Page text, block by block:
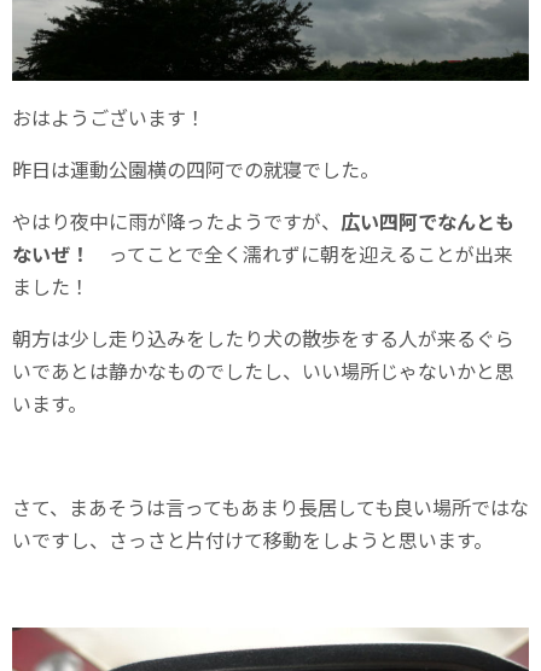
おはようございます！
昨日は運動公園横の四阿での就寝でした。
やはり夜中に雨が降ったようですが、 広い四阿でなんとも
ないぜ！
ってことで全く濡れずに朝を迎えることが出来
ました！
朝方は少し走り込みをしたり犬の散歩をする人が来るぐら
いであとは静かなものでしたし、いい場所じゃないかと思
います。
さて、まあそうは言ってもあまり長居しても良い場所ではな
いですし、さっさと片付けて移動をしようと思います。